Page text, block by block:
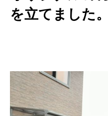
を立てました。